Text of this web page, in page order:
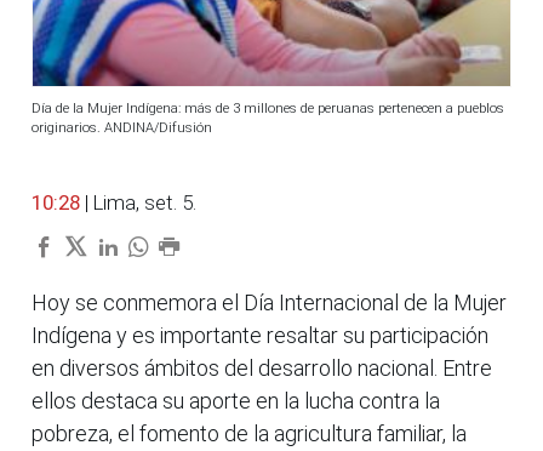
Día de la Mujer Indígena: más de 3 millones de peruanas pertenecen a pueblos
originarios. ANDINA/Difusión
10:28 | Lima, set. 5.
Hoy se conmemora el Día Internacional de la Mujer
Indígena y es importante resaltar su participación
en diversos ámbitos del desarrollo nacional. Entre
ellos destaca su aporte en la lucha contra la
pobreza, el fomento de la agricultura familiar, la